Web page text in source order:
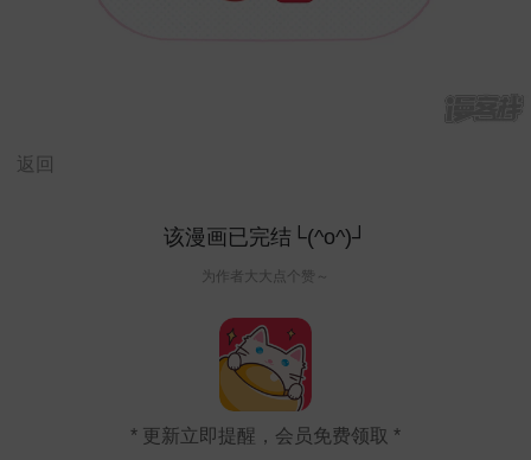
返回
该漫画已完结└(^o^)┘
为作者大大点个赞～
* 更新立即提醒，会员免费领取 *